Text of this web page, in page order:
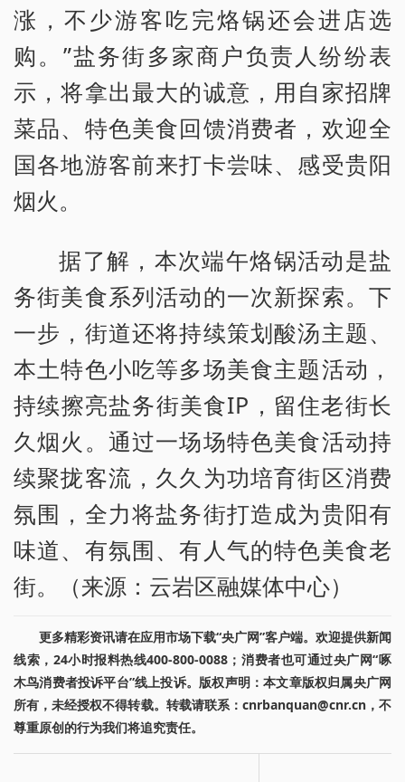
涨，不少游客吃完烙锅还会进店选
购。”盐务街多家商户负责人纷纷表
示，将拿出最大的诚意，用自家招牌
菜品、特色美食回馈消费者，欢迎全
国各地游客前来打卡尝味、感受贵阳
烟火。
据了解，本次端午烙锅活动是盐
务街美食系列活动的一次新探索。下
一步，街道还将持续策划酸汤主题、
本土特色小吃等多场美食主题活动，
持续擦亮盐务街美食IP，留住老街长
久烟火。通过一场场特色美食活动持
续聚拢客流，久久为功培育街区消费
氛围，全力将盐务街打造成为贵阳有
味道、有氛围、有人气的特色美食老
街。（来源：云岩区融媒体中心）
更多精彩资讯请在应用市场下载“央广网”客户端。欢迎提供新闻
线索，24小时报料热线400-800-0088；消费者也可通过央广网“啄
木鸟消费者投诉平台”线上投诉。版权声明：本文章版权归属央广网
所有，未经授权不得转载。转载请联系：cnrbanquan@cnr.cn，不
尊重原创的行为我们将追究责任。